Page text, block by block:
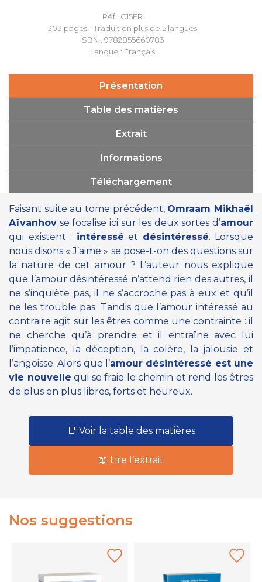
Réf : C15FR
303 pages - Traduit en plus de 5 langues
ISBN : 9782855660783
Langue : Français
Présentation
Table des matières
Extrait
Informations
Téléchargement
Faisant suite au tome précédent, Omraam Mikhaël
Aïvanhov se focalise ici sur les deux sortes d’amour
qui existent : intéressé et désintéressé. Lorsque
nous disons « J’aime » se pose-t-on des questions sur
la nature de cet amour ? L’auteur nous explique
que l’amour désintéressé n’attend rien des autres, il
ne s’inquiète pas, il ne s’accroche pas à eux et qu’il
ne les trouble pas. Tandis que l’amour intéressé au
contraire agit sur les êtres comme une contrainte : il
ne cherche qu’à prendre et il entraîne avec lui
l’impatience, la déception, la colère, la jalousie et
l’angoisse. Alors que l’amour désintéressé est une
vie nouvelle qui se fraie le chemin et rend les êtres
de plus en plus libres, forts et heureux.
📑 Voir la table des matières
📖 Lire l’extrait
Nos suggestions